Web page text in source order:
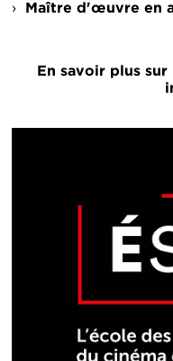
Maître d'œuvre en
En savoir plus